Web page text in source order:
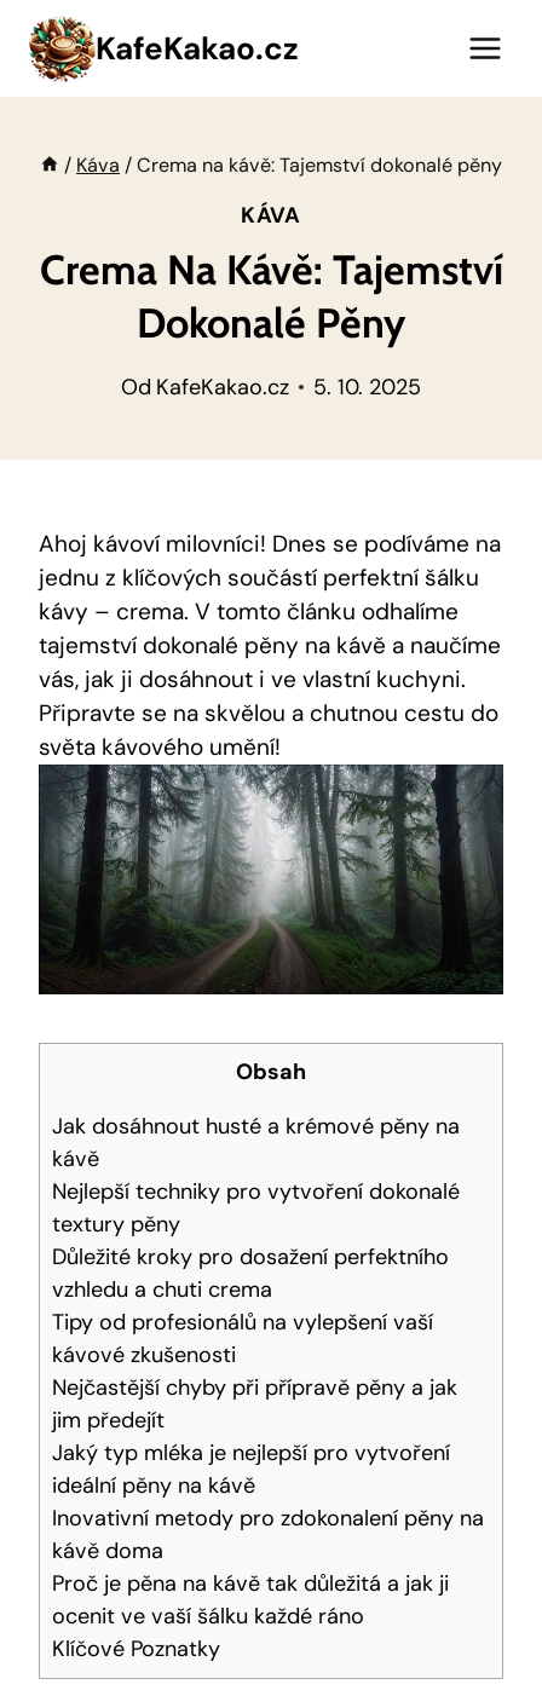
Přeskočit
obsah
KafeKakao.cz
/ Káva /Crema na kávě: Tajemství dokonalé pěny
KÁVA
Crema Na Kávě: Tajemství
Dokonalé Pěny
Od KafeKakao.cz 5. 10. 2025
Ahoj kávoví milovníci! Dnes se podíváme na
jednu z klíčových součástí perfektní šálku
kávy – crema. V tomto článku odhalíme
tajemství dokonalé pěny na kávě a naučíme
vás, jak ji dosáhnout i ve vlastní kuchyni.
Připravte se na skvělou a chutnou cestu do
světa kávového umění!
Obsah
Jak dosáhnout husté a krémové pěny na
kávě
Nejlepší techniky pro vytvoření dokonalé
textury pěny
Důležité kroky pro dosažení perfektního
vzhledu a chuti crema
Tipy od profesionálů na vylepšení vaší
kávové zkušenosti
Nejčastější chyby při přípravě pěny a jak
jim předejít
Jaký typ mléka je nejlepší pro vytvoření
ideální pěny na kávě
Inovativní metody pro zdokonalení pěny na
kávě doma
Proč je pěna na kávě tak důležitá a jak ji
ocenit ve vaší šálku každé ráno
Klíčové Poznatky